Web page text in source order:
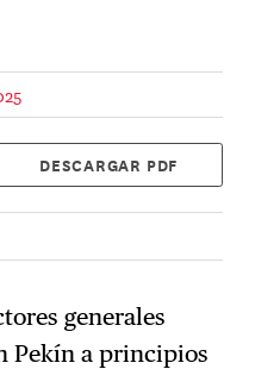
DESCARGAR PDF
generales
Pekín a principios